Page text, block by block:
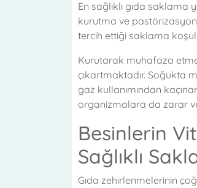
En sağlıklı gıda
kurutma ve
tercih ettiği saklama
Kurutarak muhafaza
çıkartmaktadır. Soğukta
gaz kullanımından
organizmalara da zarar
Besinlerin
Sağlıklı
Gıda zehirlenmelerinin